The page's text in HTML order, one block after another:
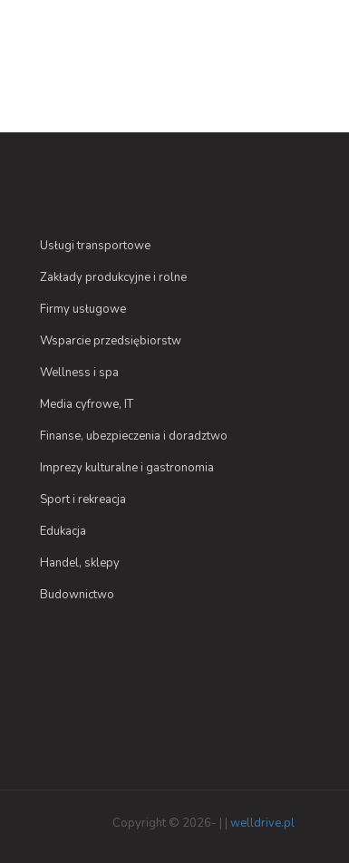
Usługi transportowe
Zakłady produkcyjne i rolne
Firmy usługowe
Wsparcie przedsiębiorstw
Wellness i spa
Media cyfrowe, IT
Finanse, ubezpieczenia i doradztwo
Imprezy kulturalne i gastronomia
Sport i rekreacja
Edukacja
Handel, sklepy
Budownictwo
Copyright © 2026- | | welldrive.pl